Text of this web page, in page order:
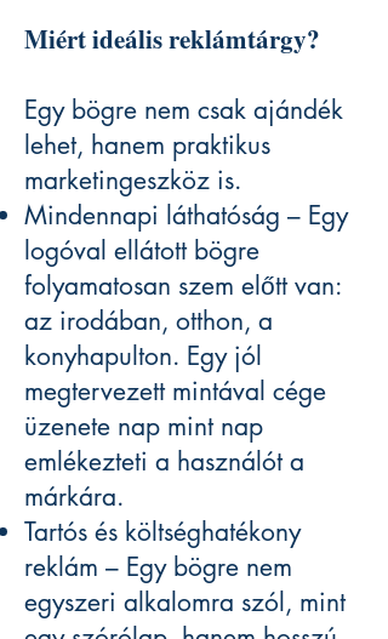
Miért ideális reklámtárgy?
Egy bögre nem csak ajándék
lehet, hanem praktikus
marketingeszköz is.
Mindennapi láthatóság – Egy
logóval ellátott bögre
folyamatosan szem előtt van:
az irodában, otthon, a
konyhapulton. Egy jól
megtervezett mintával cége
üzenete nap mint nap
emlékezteti a használót a
márkára.
Tartós és költséghatékony
reklám – Egy bögre nem
egyszeri alkalomra szól, mint